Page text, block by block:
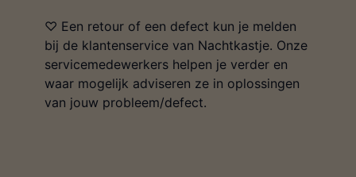
♡ Een retour of een defect kun je melden
bij de klantenservice van Nachtkastje. Onze
servicemedewerkers helpen je verder en
waar mogelijk adviseren ze in oplossingen
van jouw probleem/defect.